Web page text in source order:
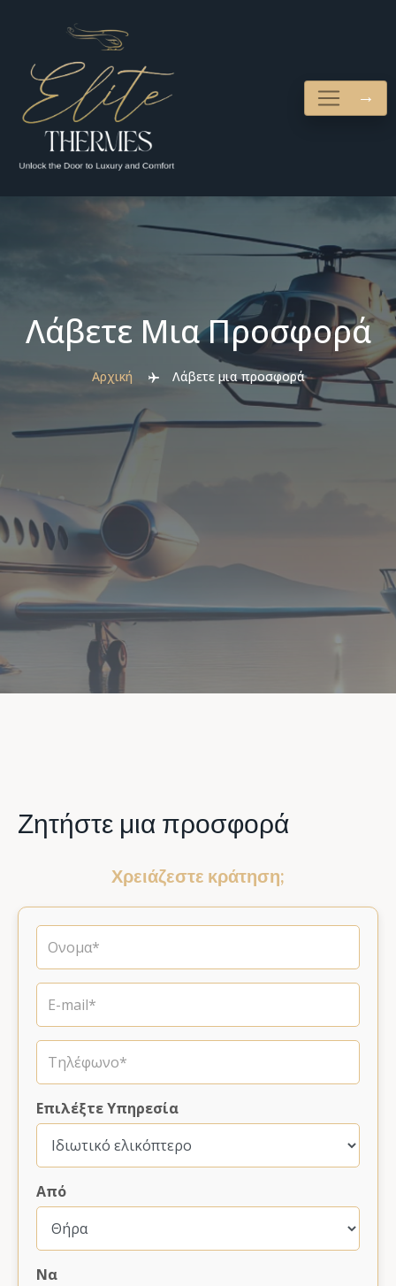
Λάβετε Μια Προσφορά
Αρχική Λάβετε μια προσφορά
Ζητήστε μια προσφορά
Χρειάζεστε κράτηση;
Επιλέξτε Υπηρεσία
Από
Να